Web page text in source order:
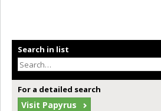
Search in list
For a detailed search
Visit Papyrus